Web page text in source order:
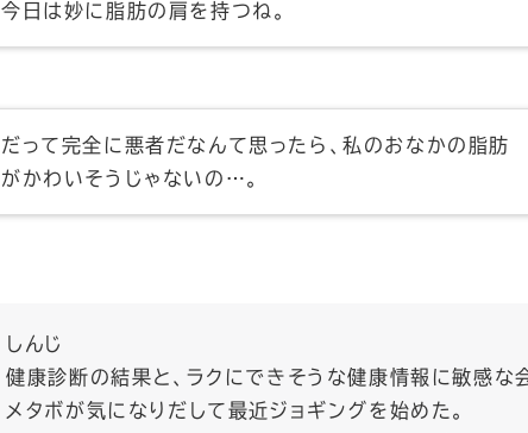
今日は妙に脂肪の肩を持つね。
だって完全に悪者だなんて思ったら、私のおなかの脂肪
がかわいそうじゃないの…。
しんじ
健康診断の結果と、ラクにできそうな健康情報に敏感な
メタボが気になりだして最近ジョギングを始めた。